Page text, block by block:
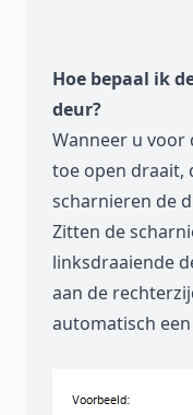
Hoe bepaal ik
deur?
Wanneer u voor
toe open draait,
scharnieren de
Zitten de
linksdraaiende
aan de
automatisch